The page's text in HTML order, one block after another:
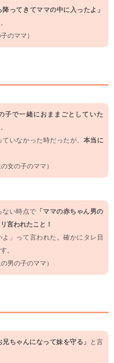
ってきてママの中に入ったよ」
のママ）
子で一緒におままごとしていた
いなかった時だったが、 本当に
女の子のママ）
ない時点で 「ママの赤ちゃん男の
言われたこと！
よ」って言われた。確かにタレ目
。
男の子のママ）
兄ちゃんになって妹を守る」
と言